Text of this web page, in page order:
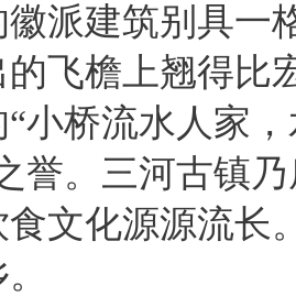
派建筑别具一
飞檐上翘得比
小桥流水人家
誉。三河古镇
文化源源流长